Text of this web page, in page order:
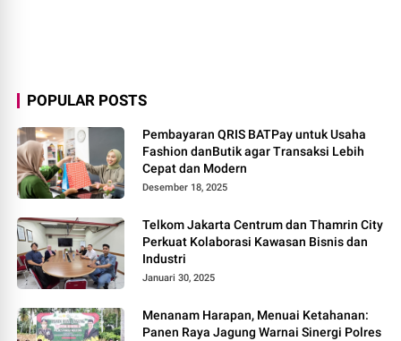
POPULAR POSTS
Pembayaran QRIS BATPay untuk Usaha
Fashion danButik agar Transaksi Lebih
Cepat dan Modern
Desember 18, 2025
Telkom Jakarta Centrum dan Thamrin City
Perkuat Kolaborasi Kawasan Bisnis dan
Industri
Januari 30, 2025
Menanam Harapan, Menuai Ketahanan:
Panen Raya Jagung Warnai Sinergi Polres